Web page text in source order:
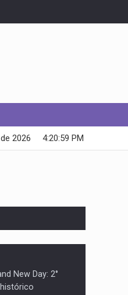
4:21:00 PM
2026
New Day: 2°